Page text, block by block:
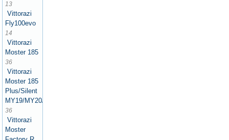
13
Vittorazi
Fly100evo
14
Vittorazi
Moster 185
36
Vittorazi
Moster 185
Plus/Silent
MY19/MY20/MY21/MY22/MY25
36
Vittorazi
Moster